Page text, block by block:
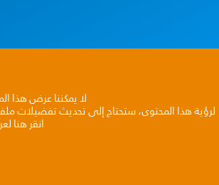
لا يمكننا عرض هذا
لرؤية هذا المحتوى، ستحتاج إلى تحديث تفضيلات
انقر هنا